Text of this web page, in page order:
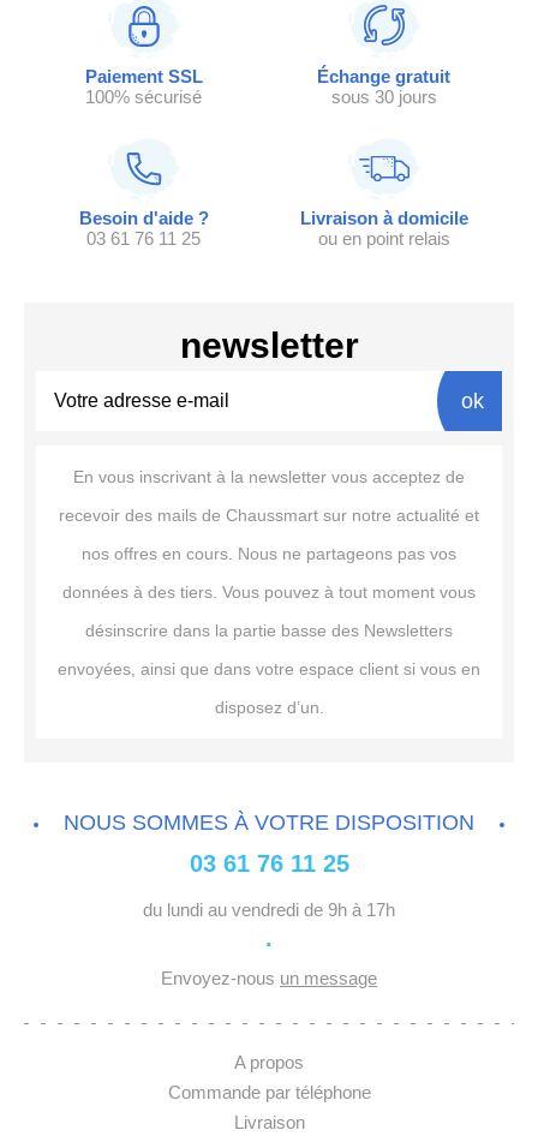
Paiement SSL
100% sécurisé
Échange gratuit
sous 30 jours
Besoin d'aide ?
03 61 76 11 25
Livraison à domicile
ou en point relais
newsletter
ok
En vous inscrivant à la newsletter vous acceptez de
recevoir des mails de Chaussmart sur notre actualité et
nos offres en cours. Nous ne partageons pas vos
données à des tiers. Vous pouvez à tout moment vous
désinscrire dans la partie basse des Newsletters
envoyées, ainsi que dans votre espace client si vous en
disposez d’un.
NOUS SOMMES À VOTRE DISPOSITION
03 61 76 11 25
du lundi au vendredi de 9h à 17h
·
Envoyez-nous un message
A propos
Commande par téléphone
Livraison